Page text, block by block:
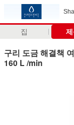
집
구리 도금 해결책
160 L /min